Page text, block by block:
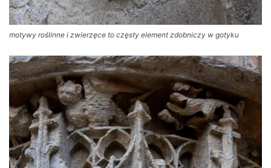
motywy roślinne i zwierzęce to częsty element zdobniczy w gotyku